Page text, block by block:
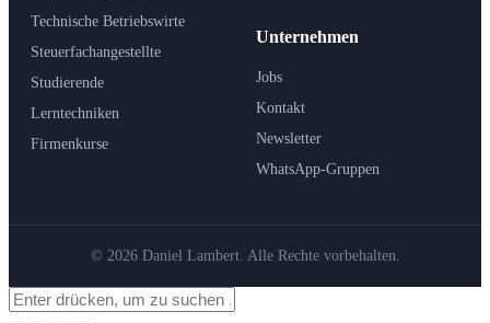
Technische Betriebswirte
Steuerfachangestellte
Studierende
Lerntechniken
Firmenkurse
Unternehmen
Jobs
Kontakt
Newsletter
WhatsApp-Gruppen
© 2026 Daniel Lambert. Alle Rechte vorbehalten.